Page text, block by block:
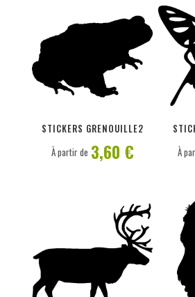
STICKERS GRENOUILLE2
À partir de 3,60 € À